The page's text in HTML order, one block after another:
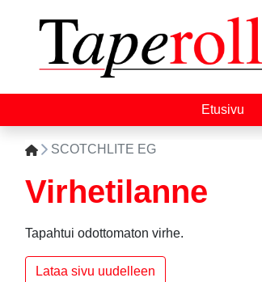
Etusivu
SCOTCHLITE EG
Virhetilanne
Tapahtui odottomaton virhe.
Lataa sivu uudelleen